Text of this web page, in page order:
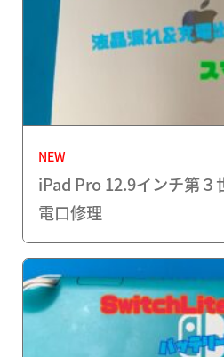
NEW
iPad Pro 12.9インチ第３
電口修理